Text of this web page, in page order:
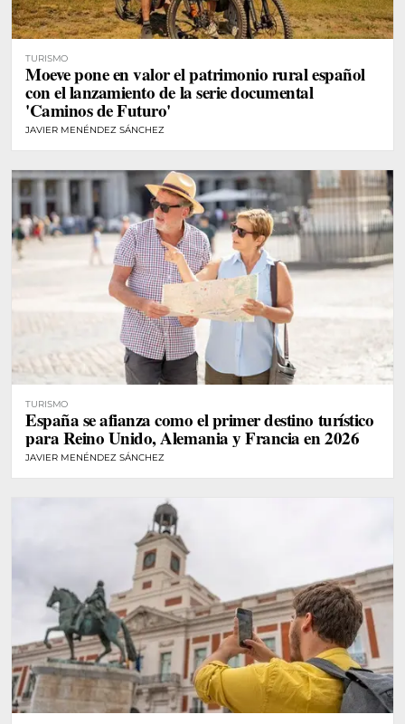
TURISMO
Moeve pone en valor el patrimonio rural español
con el lanzamiento de la serie documental
'Caminos de Futuro'
JAVIER MENÉNDEZ SÁNCHEZ
TURISMO
España se afianza como el primer destino turístico
para Reino Unido, Alemania y Francia en 2026
JAVIER MENÉNDEZ SÁNCHEZ